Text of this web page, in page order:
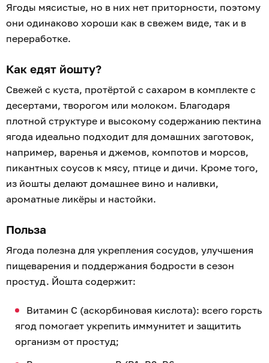
Ягоды мясистые, но в них нет приторности, поэтому
они одинаково хороши как в свежем виде, так и в
переработке.
Как едят йошту?
Свежей с куста, протёртой с сахаром в комплекте с
десертами, творогом или молоком. Благодаря
плотной структуре и высокому содержанию пектина
ягода идеально подходит для домашних заготовок,
например, варенья и джемов, компотов и морсов,
пикантных соусов к мясу, птице и дичи. Кроме того,
из йошты делают домашнее вино и наливки,
ароматные ликёры и настойки.
Польза
Ягода полезна для укрепления сосудов, улучшения
пищеварения и поддержания бодрости в сезон
простуд. Йошта содержит:
Витамин C (аскорбиновая кислота): всего горсть
ягод помогает укрепить иммунитет и защитить
организм от простуд;